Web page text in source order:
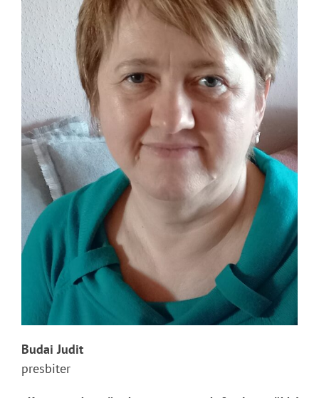
Budai Judit
presbiter